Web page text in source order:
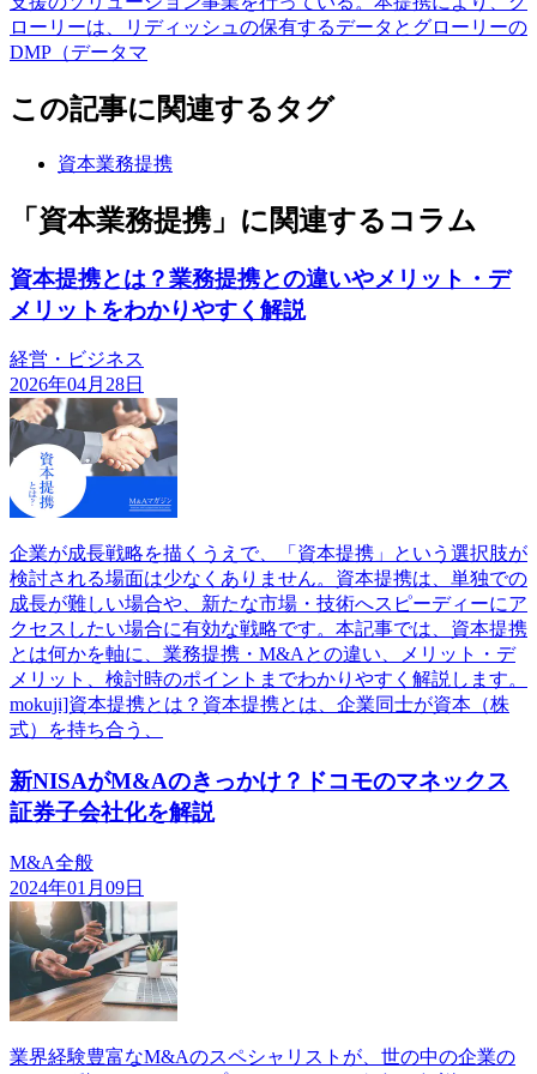
ローリーは、リディッシュの保有するデータとグローリーの
DMP（データマ
この記事に関連するタグ
資本業務提携
「資本業務提携」に関連するコラム
資本提携とは？業務提携との違いやメリット・デ
メリットをわかりやすく解説
経営・ビジネス
2026年04月28日
企業が成長戦略を描くうえで、「資本提携」という選択肢が
検討される場面は少なくありません。資本提携は、単独での
成長が難しい場合や、新たな市場・技術へスピーディーにア
クセスしたい場合に有効な戦略です。本記事では、資本提携
とは何かを軸に、業務提携・M&Aとの違い、メリット・デ
メリット、検討時のポイントまでわかりやすく解説します。
mokuji]資本提携とは？資本提携とは、企業同士が資本（株
式）を持ち合う、
新NISAがM&Aのきっかけ？ドコモのマネックス
証券子会社化を解説
M&A全般
2024年01月09日
業界経験豊富なM&Aのスペシャリストが、世の中の企業の